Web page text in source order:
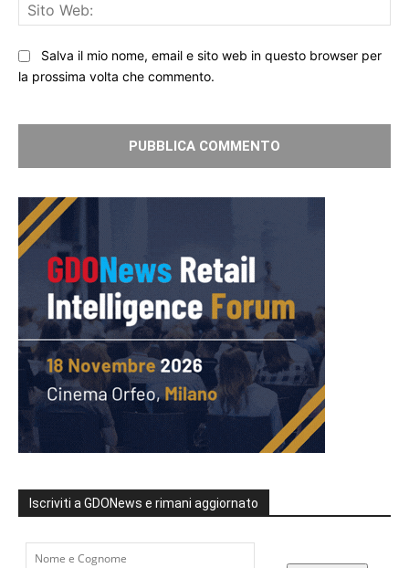
Salva il mio nome, email e sito web in questo browser per
la prossima volta che commento.
Iscriviti a GDONews e rimani aggiornato